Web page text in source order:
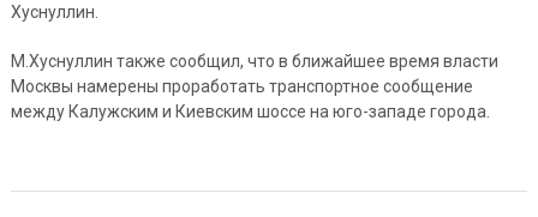
Хуснуллин.
М.Хуснуллин также сообщил, что в ближайшее время власти
Москвы намерены проработать транспортное сообщение
между Калужским и Киевским шоссе на юго-западе города.